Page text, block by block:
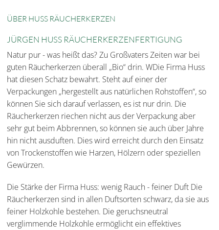
ÜBER HUSS RÄUCHERKERZEN
JÜRGEN HUSS RÄUCHERKERZENFERTIGUNG
Natur pur - was heißt das? Zu Großvaters Zeiten war bei
guten Räucherkerzen überall „Bio“ drin. WDie Firma Huss
hat diesen Schatz bewahrt. Steht auf einer der
Verpackungen „hergestellt aus natürlichen Rohstoffen“, so
können Sie sich darauf verlassen, es ist nur drin. Die
Räucherkerzen riechen nicht aus der Verpackung aber
sehr gut beim Abbrennen, so können sie auch über Jahre
hin nicht ausduften. Dies wird erreicht durch den Einsatz
von Trockenstoffen wie Harzen, Hölzern oder speziellen
Gewürzen.
Die Stärke der Firma Huss: wenig Rauch - feiner Duft Die
Räucherkerzen sind in allen Duftsorten schwarz, da sie aus
feiner Holzkohle bestehen. Die geruchsneutral
verglimmende Holzkohle ermöglicht ein effektives